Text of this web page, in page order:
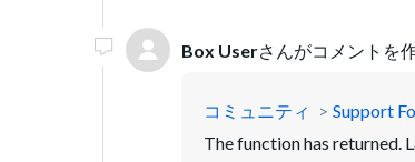
Box Userさんがコメントを
コミュニティ Support
The function has returned.